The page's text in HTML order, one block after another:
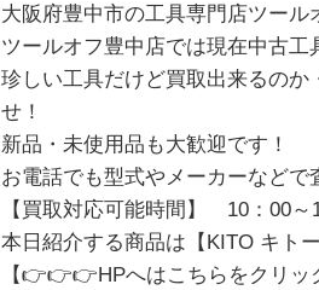
大阪府豊中市の工具専門店ツール
ツールオフ豊中店では現在中古工
珍しい工具だけど買取出来るのか
せ！
新品・未使用品も大歓迎です！
お電話でも型式やメーカーなどで
【買取対応可能時間】 10：00～
本日紹介する商品は【KITO キト
【👉👉👉 HPへはこちらをクリッ